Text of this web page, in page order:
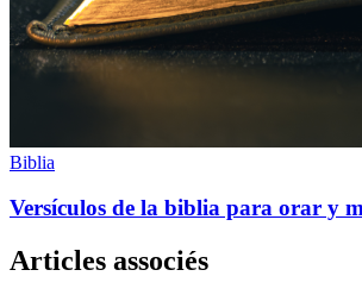
Biblia
Versículos de la biblia para orar y
Articles associés